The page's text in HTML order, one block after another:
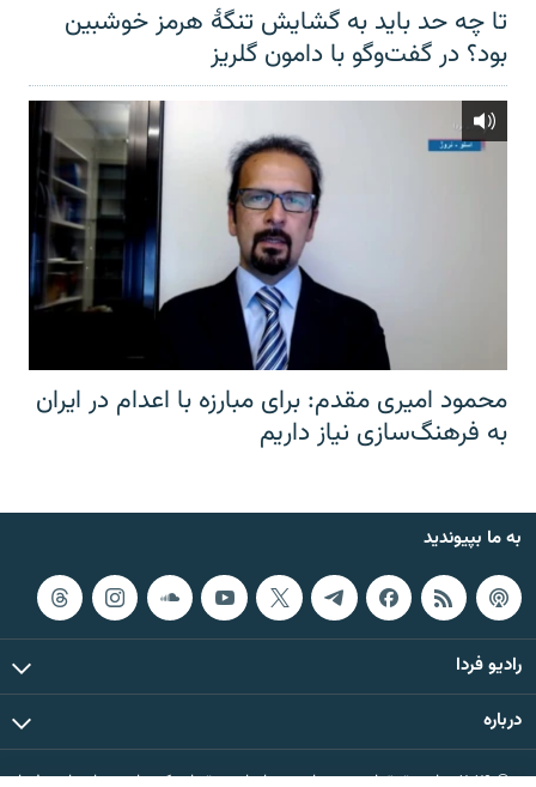
تا چه حد باید به گشایش تنگهٔ هرمز خوشبین
بود؟ در گفت‌وگو با دامون گلریز
محمود امیری مقدم: برای مبارزه با اعدام در ایران
به فرهنگ‌سازی نیاز داریم
به ما بپیوندید
رادیو فردا
درباره